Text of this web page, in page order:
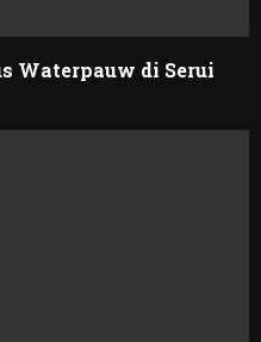
Waterpauw di Serui